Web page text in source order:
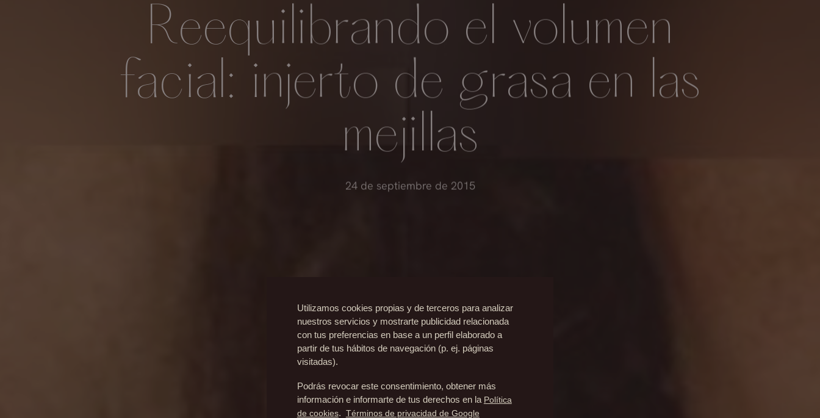
Reequilibrando el volumen
facial: injerto de grasa en las
mejillas
24 de septiembre de 2015
Utilizamos cookies propias y de terceros para analizar
nuestros servicios y mostrarte publicidad relacionada
con tus preferencias en base a un perfil elaborado a
partir de tus hábitos de navegación (p. ej. páginas
visitadas).
Podrás revocar este consentimiento, obtener más
información e informarte de tus derechos en la Política
de cookies. Términos de privacidad de Google